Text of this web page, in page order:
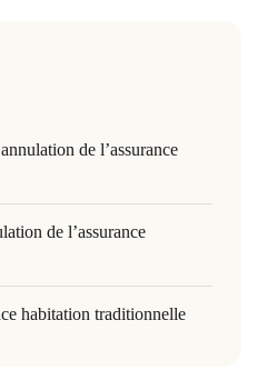
de l’assurance
de l’assurance
habitation traditionnelle